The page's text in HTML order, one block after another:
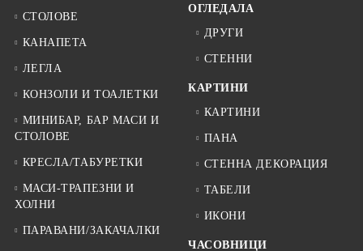
СТОЛОВЕ
КАНАПЕТА
ЛЕГЛА
КОНЗОЛИ И ТОАЛЕТКИ
МИНИБАР, БАР МАСИ И
СТОЛОВЕ
КРЕСЛА/ТАБУРЕТКИ
МАСИ-ТРАПЕЗНИ И
ХОЛНИ
ПАРАВАНИ/ЗАКАЧАЛКИ
ОГЛЕДАЛА
ДРУГИ
СТЕННИ
КАРТИНИ
КАРТИНИ
ПАНА
СТЕННА ДЕКОРАЦИЯ
ТАБЕЛИ
ИКОНИ
ЧАСОВНИЦИ